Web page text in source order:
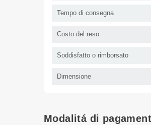
Tempo di consegna
Costo del reso
Soddisfatto o rimborsato
Dimensione
Modalitá di